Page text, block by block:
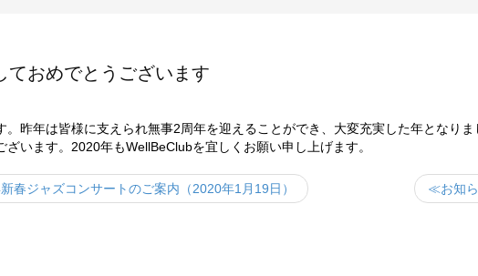
ておめでとうございます
。昨年は皆様に支えられ無事2周年を迎えることができ、大変充実した年となり
います。2020年もWellBeClubを宜しくお願い申し上げます。
春ジャズコンサートのご案内（2020年1月19日） ≪お知